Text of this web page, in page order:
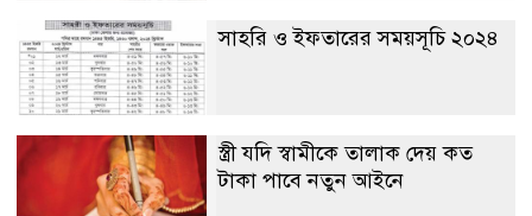
সাহরি ও ইফতারের সময়সূচি ২০২৪
স্ত্রী যদি স্বামীকে তালাক দেয় কত
টাকা পাবে নতুন আইনে